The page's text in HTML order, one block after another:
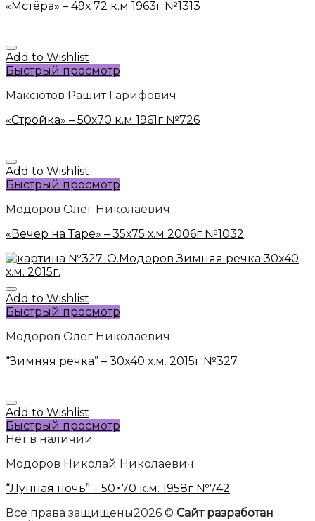
«Мстёра» – 49х 72 к.м 1963г №1313
Add to Wishlist
Быстрый просмотр
Максютов Рашит Гарифович
«Стройка» – 50х70 к.м 1961г №726
Add to Wishlist
Быстрый просмотр
Модоров Олег Николаевич
«Вечер на Таре» – 35х75 х.м 2006г №1032
Add to Wishlist
Быстрый просмотр
Модоров Олег Николаевич
“Зимняя речка” – 30х40 х.м. 2015г №327
Add to Wishlist
Быстрый просмотр
Нет в наличии
Модоров Николай Николаевич
“Лунная ночь” – 50×70 к.м. 1958г №742
Все права защищены2026 © Сайт разработан